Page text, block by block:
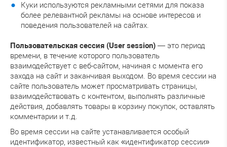
Куки используются рекламными сетями для показа
более релевантной рекламы на основе интересов и
поведения пользователей на сайтах.
Пользовательская сессия (User session) — это период
времени, в течение которого пользователь
взаимодействует с веб-сайтом, начиная с момента его
захода на сайт и заканчивая выходом. Во время сессии на
сайте пользователь может просматривать страницы,
взаимодействовать с контентом, выполнять различные
действия, добавлять товары в корзину покупок, оставлять
комментарии и т.д.
Во время сессии на сайте устанавливается особый
идентификатор, известный как «идентификатор сессии»